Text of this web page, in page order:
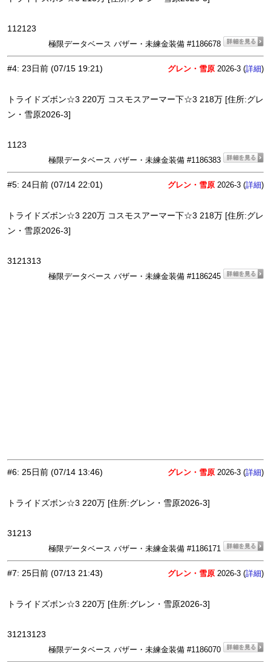
112123
極限データベース バザー・未練金装備 #1186678
#4: 23日前 (07/15 19:21) グレン・雪原 2026-3 (詳細)
トライドズボン☆3 220万 コスモスアーマー下☆3 218万 [住所:グレ
ン・雪原2026-3]
1123
極限データベース バザー・未練金装備 #1186383
#5: 24日前 (07/14 22:01) グレン・雪原 2026-3 (詳細)
トライドズボン☆3 220万 コスモスアーマー下☆3 218万 [住所:グレ
ン・雪原2026-3]
3121313
極限データベース バザー・未練金装備 #1186245
#6: 25日前 (07/14 13:46) グレン・雪原 2026-3 (詳細)
トライドズボン☆3 220万 [住所:グレン・雪原2026-3]
31213
極限データベース バザー・未練金装備 #1186171
#7: 25日前 (07/13 21:43) グレン・雪原 2026-3 (詳細)
トライドズボン☆3 220万 [住所:グレン・雪原2026-3]
31213123
極限データベース バザー・未練金装備 #1186070